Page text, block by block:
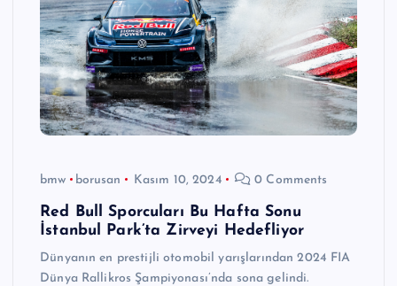
bmw borusan Kasım 10, 2024 0 Comments
Red Bull Sporcuları Bu Hafta Sonu
İstanbul Park’ta Zirveyi Hedefliyor
Dünyanın en prestijli otomobil yarışlarından 2024 FIA
Dünya Rallikros Şampiyonası’nda sona gelindi.